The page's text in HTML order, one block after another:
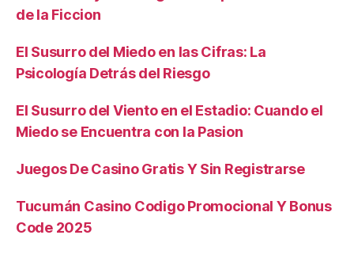
de la Ficcion
El Susurro del Miedo en las Cifras: La
Psicología Detrás del Riesgo
El Susurro del Viento en el Estadio: Cuando el
Miedo se Encuentra con la Pasion
Juegos De Casino Gratis Y Sin Registrarse
Tucumán Casino Codigo Promocional Y Bonus
Code 2025